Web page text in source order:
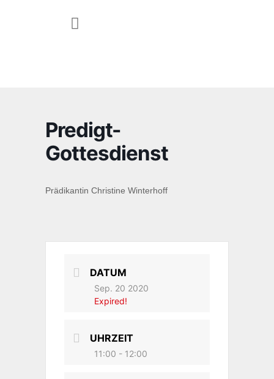
Predigt-
Gottesdienst
Prädikantin Christine Winterhoff
DATUM
Sep. 20 2020
Expired!
UHRZEIT
11:00 - 12:00